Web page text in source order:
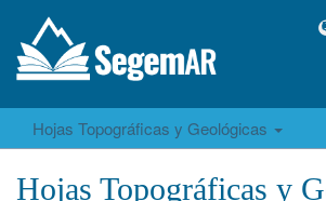
Hojas Topográficas y Geológicas
Hojas Topográficas y